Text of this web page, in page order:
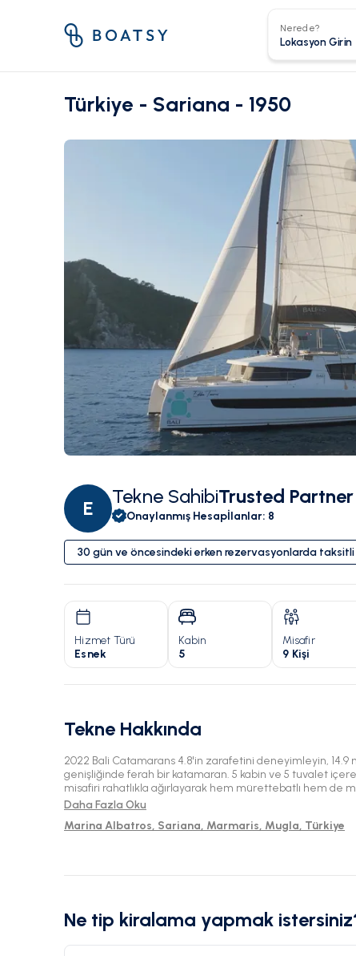
Nerede?
Türkiye - Sariana - 1950
E
Tekne SahibiTrusted Partner
Onaylanmış Hesapİlanlar: 8
30 gün ve öncesindeki erken rezervasyonlarda taksitli
Hizmet Türü
Esnek
Kabin
5
Misafir
9 Kişi
Tekne Hakkında
2022 Bali Catamarans 4.8'in zarafetini deneyimleyin,
genişliğinde ferah bir katamaran. 5 kabin ve 5 tuvalet
misafiri rahatlıkla ağırlayarak hem mürettebatlı hem de
mükemmeldir. Güzel Marmaris'ten yola çıkarak en iyi yelken
Daha Fazla Oku
Marina Albatros, Sariana, Marmaris, Mugla, Türkiye
Ne tip kiralama yapmak